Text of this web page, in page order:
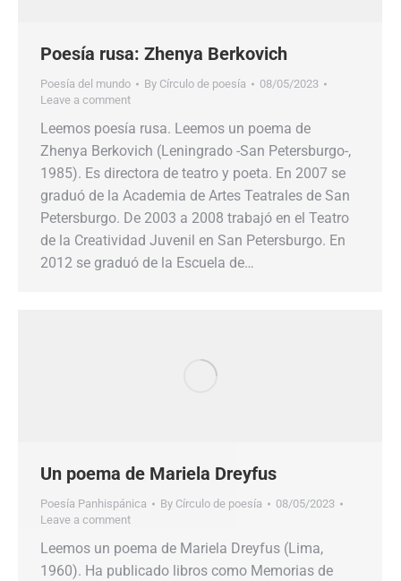
Poesía rusa: Zhenya Berkovich
Poesía del mundo By Círculo de poesía
08/05/2023
Leave a comment
Leemos poesía rusa. Leemos un poema de
Zhenya Berkovich (Leningrado -San Petersburgo-,
1985). Es directora de teatro y poeta. En 2007 se
graduó de la Academia de Artes Teatrales de San
Petersburgo. De 2003 a 2008 trabajó en el Teatro
de la Creatividad Juvenil en San Petersburgo. En
2012 se graduó de la Escuela de…
Un poema de Mariela Dreyfus
Poesía Panhispánica By Círculo de poesía
08/05/2023
Leave a comment
Leemos un poema de Mariela Dreyfus (Lima,
1960). Ha publicado libros como Memorias de